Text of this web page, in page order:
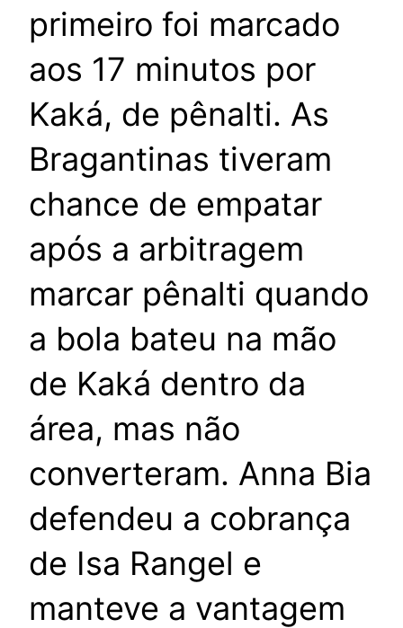
primeiro foi marcado
aos 17 minutos por
Kaká, de pênalti. As
Bragantinas tiveram
chance de empatar
após a arbitragem
marcar pênalti quando
a bola bateu na mão
de Kaká dentro da
área, mas não
converteram. Anna Bia
defendeu a cobrança
de Isa Rangel e
manteve a vantagem